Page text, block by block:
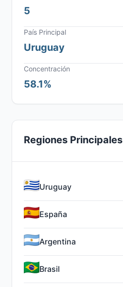
5
País Principal
Uruguay
Concentración
58.1%
Regiones Principales
Uruguay
España
Argentina
Brasil